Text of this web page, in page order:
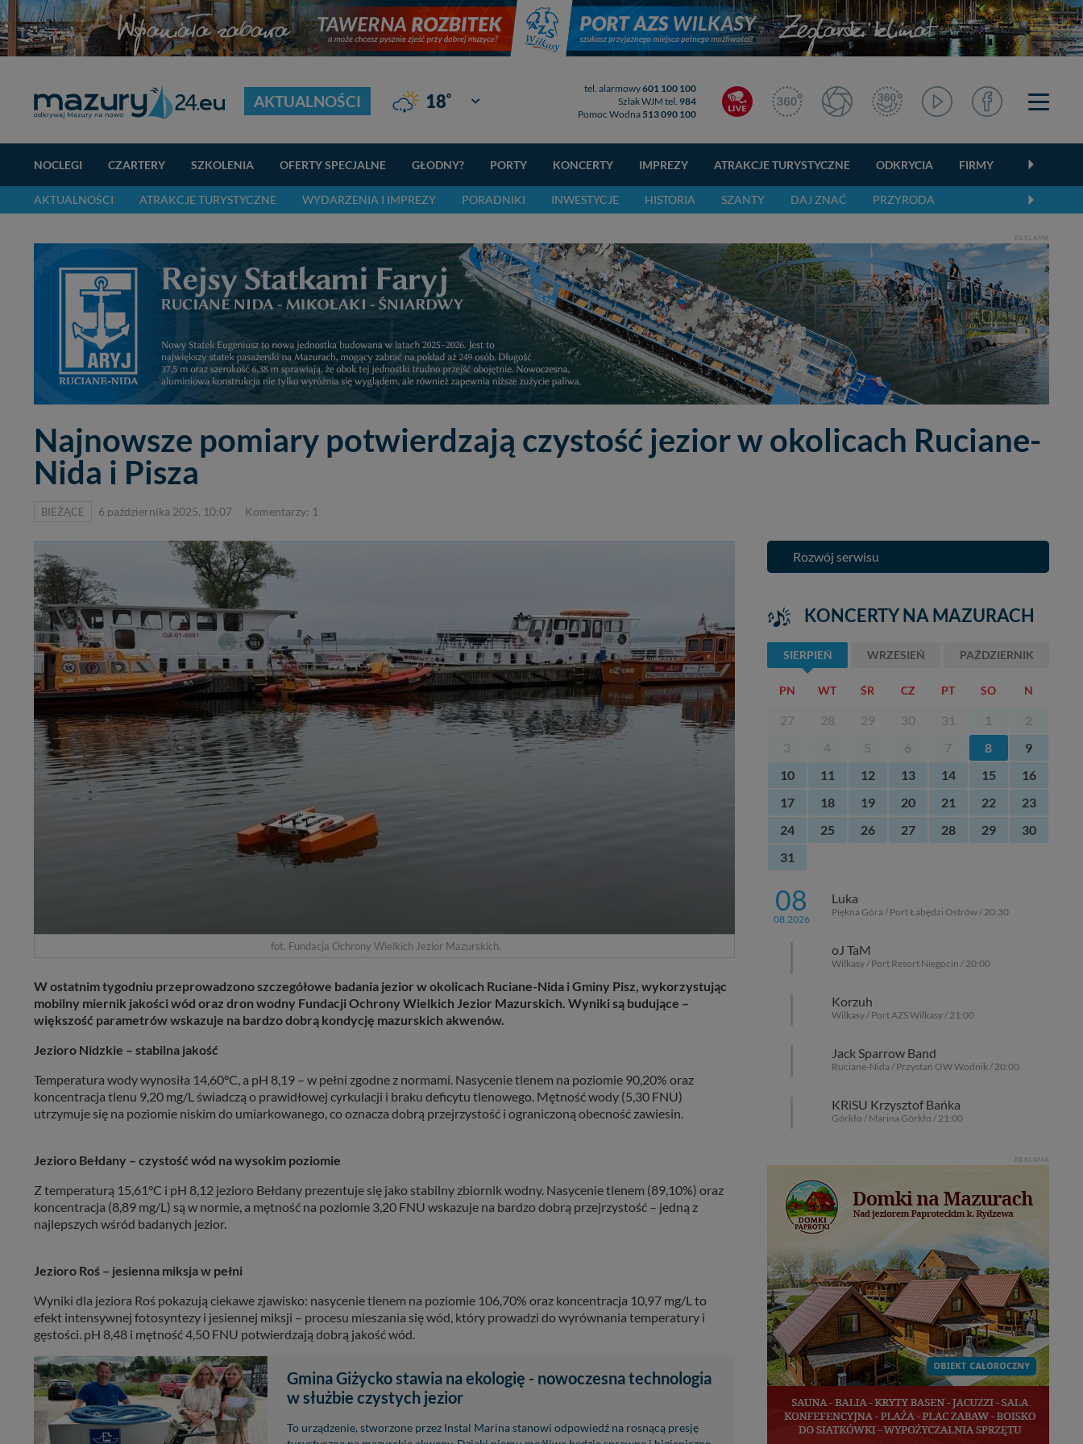
AKTUALNOŚCI 18° Giżycko
tel. alarmowy601 100 100
Szlak WJM tel. 984
Pomoc Wodna 513 090 100
NOCLEGI CZARTERY SZKOLENIA OFERTY SPECJALNE GŁODNY? PORTY KONCERTY IMPREZY ATRAKCJE TURYSTYCZNE ODKRYCIA FIRMY
AKTUALNOŚCI ATRAKCJE TURYSTYCZNE WYDARZENIA I IMPREZY PORADNIKI INWESTYCJE HISTORIA SZANTY DAJ ZNAĆ PRZYRODA
REKLAMA
Najnowsze pomiary potwierdzają czystość jezior w okolicach Ruciane-
Nida i Pisza
BIEŻĄCE 6 października 2025, 10:07 Komentarzy: 1
fot. Fundacja Ochrony Wielkich Jezior Mazurskich.
W ostatnim tygodniu przeprowadzono szczegółowe badania jezior w okolicach Ruciane-Nida i Gminy Pisz, wykorzystując
mobilny miernik jakości wód oraz dron wodny Fundacji Ochrony Wielkich Jezior Mazurskich. Wyniki są budujące –
większość parametrów wskazuje na bardzo dobrą kondycję mazurskich akwenów.
Jezioro Nidzkie – stabilna jakość
Temperatura wody wynosiła 14,60°C, a pH 8,19 – w pełni zgodne z normami. Nasycenie tlenem na poziomie 90,20% oraz
koncentracja tlenu 9,20 mg/L świadczą o prawidłowej cyrkulacji i braku deficytu tlenowego. Mętność wody (5,30 FNU)
utrzymuje się na poziomie niskim do umiarkowanego, co oznacza dobrą przejrzystość i ograniczoną obecność zawiesin.
Jezioro Bełdany – czystość wód na wysokim poziomie
Z temperaturą 15,61°C i pH 8,12 jezioro Bełdany prezentuje się jako stabilny zbiornik wodny. Nasycenie tlenem (89,10%) oraz
koncentracja (8,89 mg/L) są w normie, a mętność na poziomie 3,20 FNU wskazuje na bardzo dobrą przejrzystość – jedną z
najlepszych wśród badanych jezior.
Jezioro Roś – jesienna miksja w pełni
Wyniki dla jeziora Roś pokazują ciekawe zjawisko: nasycenie tlenem na poziomie 106,70% oraz koncentracja 10,97 mg/L to
efekt intensywnej fotosyntezy i jesiennej miksji – procesu mieszania się wód, który prowadzi do wyrównania temperatury i
gęstości. pH 8,48 i mętność 4,50 FNU potwierdzają dobrą jakość wód.
Gmina Giżycko stawia na ekologię - nowoczesna technologia
w służbie czystych jezior
To urządzenie, stworzone przez Instal Marina stanowi odpowiedź na rosnącą presję
Rozwój serwisu
KONCERTY NA MAZURACH
SIERPIEŃ WRZESIEŃ PAŹDZIERNIK
PN WT ŚR CZ PT SO N
27 28 29 30 31 1
2
3
4 5 6 7 8
9
10
11 12 13 14 15
16
17
18 19 20 21 22
23
24
25 26 27 28 29
30
31
08
08.2026
Luka
Piękna Góra / Port Łabędzi Ostrów / 20:30
oJ TaM
Wilkasy / Port Resort Niegocin / 20:00
Korzuh
Wilkasy / Port AZS Wilkasy / 21:00
Jack Sparrow Band
Ruciane-Nida / Przystań OW Wodnik / 20:00
KRiSU Krzysztof Bańka
Górkło / Marina Górkło / 21:00
REKLAMA